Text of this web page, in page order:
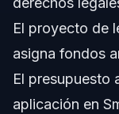
Confianza y
Fuentes y
El proyecto de
asigna fondos
El presupuesto
aplicación en